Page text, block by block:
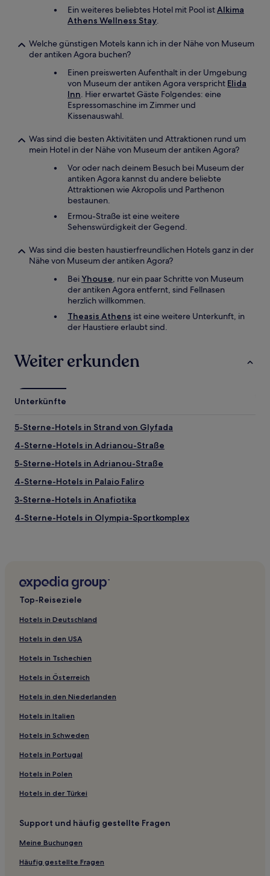
Ein weiteres beliebtes Hotel mit Pool istAlkima
Athens Wellness Stay.
Welche günstigen Motels kann ich in der Nähe von Museum
der antiken Agora buchen?
Einen preiswerten Aufenthalt in der Umgebung
von Museum der antiken Agora verspricht Elida
Inn. Hier erwartet Gäste Folgendes: eine
Espressomaschine im Zimmer und
Kissenauswahl.
Was sind die besten Aktivitäten und Attraktionen rund um
mein Hotel in der Nähe von Museum der antiken Agora?
Vor oder nach deinem Besuch bei Museum der
antiken Agora kannst du andere beliebte
Attraktionen wie Akropolis und Parthenon
bestaunen.
Ermou-Straße ist eine weitere
Sehenswürdigkeit der Gegend.
Was sind die besten haustierfreundlichen Hotels ganz in der
Nähe von Museum der antiken Agora?
BeiYhouse, nur ein paar Schritte von Museum
der antiken Agora entfernt, sind Fellnasen
herzlich willkommen.
Theasis Athens ist eine weitere Unterkunft, in
der Haustiere erlaubt sind.
Weiter erkunden
Unterkünfte
5-Sterne-Hotels in Strand von Glyfada
4-Sterne-Hotels in Adrianou-Straße
5-Sterne-Hotels in Adrianou-Straße
4-Sterne-Hotels in Palaio Faliro
3-Sterne-Hotels in Anafiotika
4-Sterne-Hotels in Olympia-Sportkomplex
3-Sterne-Hotels in Chalandri
4-Sterne-Hotels in Neos Kosmos
3-Sterne-Hotels in Neos Kosmos
3-Sterne-Hotels in Viktoria-Platz
4-Sterne-Hotels in Ermou-Straße
Ferienwohnungen in Zografos
Gasthäuser in Attica
Gasthäuser in Piräus
Ferienwohnungen in Viktoria-Platz
Gasthäuser in Koukaki
Gasthäuser in Athen
Aparthotels in Athen
Hotels mit Parkplatz in Kifisia
Haustierfreundliche in Kifisia
Golf nahe Strand von Glyfada
Top-Reiseziele
Hotels in Deutschland
Hotels in den USA
Hotels in Tschechien
Hotels in Österreich
Hotels in den Niederlanden
Hotels in Italien
Hotels in Schweden
Hotels in Portugal
Hotels in Polen
Hotels in der Türkei
Support und häufig gestellte Fragen
Meine Buchungen
Häufig gestellte Fragen